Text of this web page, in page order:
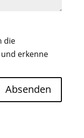
die
erkenne
Absenden